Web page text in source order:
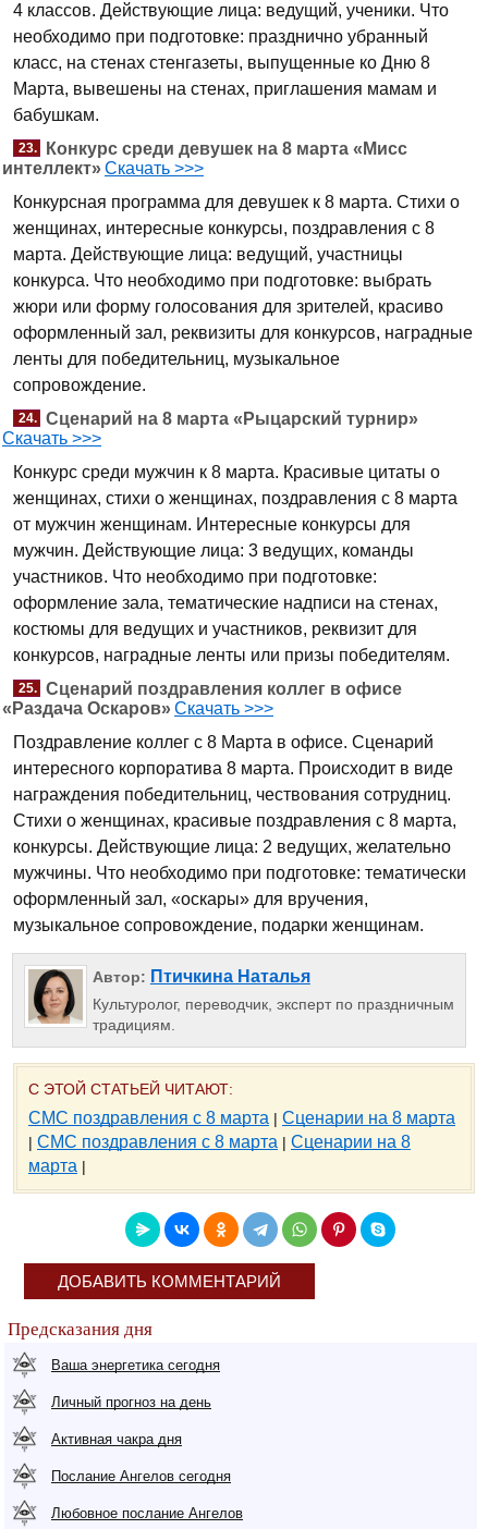
4 классов. Действующие лица: ведущий, ученики. Что
необходимо при подготовке: празднично убранный
класс, на стенах стенгазеты, выпущенные ко Дню 8
Марта, вывешены на стенах, приглашения мамам и
бабушкам.
23.
Конкурс среди девушек на 8 марта «Мисс
интеллект»Скачать >>>
Конкурсная программа для девушек к 8 марта. Стихи о
женщинах, интересные конкурсы, поздравления с 8
марта. Действующие лица: ведущий, участницы
конкурса. Что необходимо при подготовке: выбрать
жюри или форму голосования для зрителей, красиво
оформленный зал, реквизиты для конкурсов, наградные
ленты для победительниц, музыкальное
сопровождение.
24. Сценарий на 8 марта «Рыцарский турнир»
Скачать >>>
Конкурс среди мужчин к 8 марта. Красивые цитаты о
женщинах, стихи о женщинах, поздравления с 8 марта
от мужчин женщинам. Интересные конкурсы для
мужчин. Действующие лица: 3 ведущих, команды
участников. Что необходимо при подготовке:
оформление зала, тематические надписи на стенах,
костюмы для ведущих и участников, реквизит для
конкурсов, наградные ленты или призы победителям.
25. Сценарий поздравления коллег в офисе
«Раздача Оскаров»Скачать >>>
Поздравление коллег с 8 Марта в офисе. Сценарий
интересного корпоратива 8 марта. Происходит в виде
награждения победительниц, чествования сотрудниц.
Стихи о женщинах, красивые поздравления с 8 марта,
конкурсы. Действующие лица: 2 ведущих, желательно
мужчины. Что необходимо при подготовке: тематически
оформленный зал, «оскары» для вручения,
музыкальное сопровождение, подарки женщинам.
Автор: Птичкина Наталья
Культуролог, переводчик, эксперт по праздничным
традициям.
С ЭТОЙ СТАТЬЕЙ ЧИТАЮТ:
СМС поздравления с 8 марта | Сценарии на 8 марта
| СМС поздравления с 8 марта | Сценарии на 8
марта |
ДОБАВИТЬ КОММЕНТАРИЙ
Предсказания дня
Ваша энергетика сегодня
Личный прогноз на день
Активная чакра дня
Послание Ангелов сегодня
Любовное послание Ангелов